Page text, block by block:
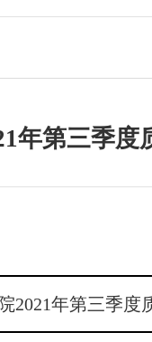
年第三季度
2021年第三季度